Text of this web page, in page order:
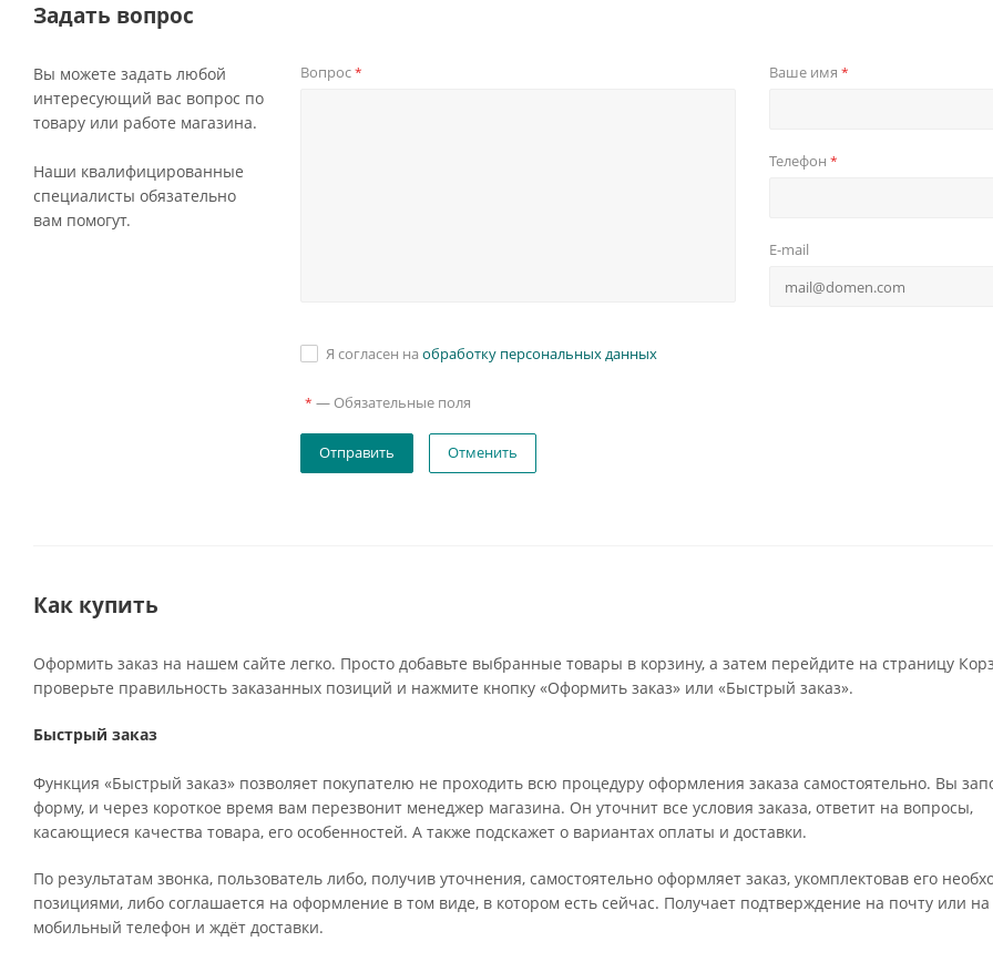
Задать вопрос
Вы можете задать любой
интересующий вас вопрос по
товару или работе магазина.
Наши квалифицированные
специалисты обязательно
вам помогут.
Вопрос* Ваше имя *
Телефон *
E-mail
Я согласен наобработку персональных данных
* — Обязательные поля
Отменить
Как купить
Оформить заказ на нашем сайте легко. Просто добавьте выбранные товары в корзину, а затем перейдите на страницу
проверьте правильность заказанных позиций и нажмите кнопку «Оформить заказ» или «Быстрый заказ».
Быстрый заказ
Функция «Быстрый заказ» позволяет покупателю не проходить всю процедуру оформления заказа самостоятельно. Вы
форму, и через короткое время вам перезвонит менеджер магазина. Он уточнит все условия заказа, ответит на вопросы,
касающиеся качества товара, его особенностей. А также подскажет о вариантах оплаты и доставки.
По результатам звонка, пользователь либо, получив уточнения, самостоятельно оформляет заказ, укомплектовав его
позициями, либо соглашается на оформление в том виде, в котором есть сейчас. Получает подтверждение на почту или на
мобильный телефон и ждёт доставки.